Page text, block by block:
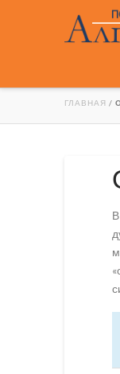
ГЛАВНАЯ /